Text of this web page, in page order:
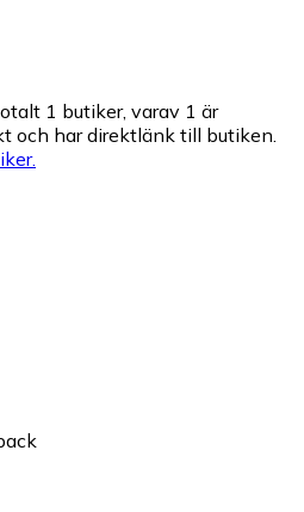
1 butiker, varav 1 är
och har direktlänk till butiken.